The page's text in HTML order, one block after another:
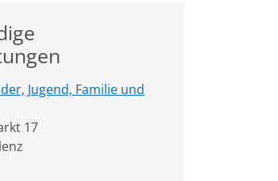
Jugend, Familie und
Hausnummer:
17